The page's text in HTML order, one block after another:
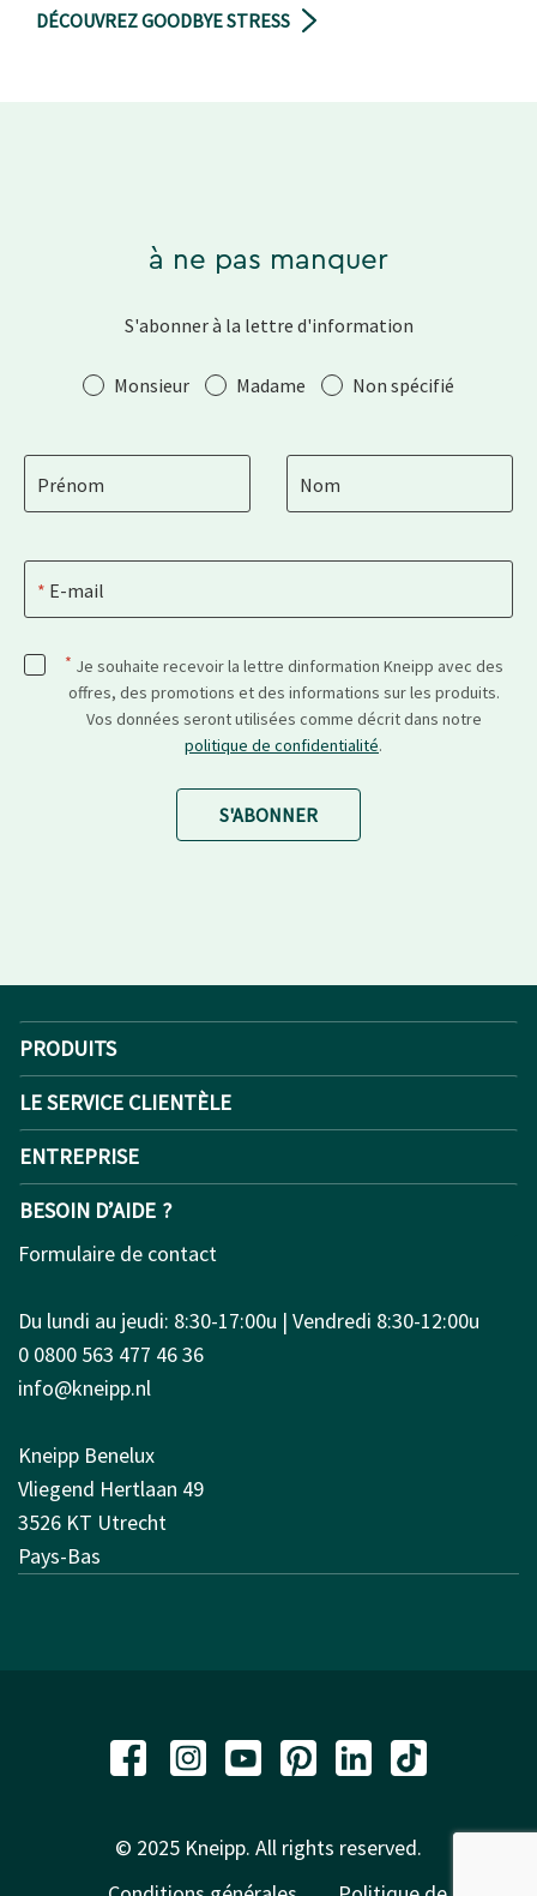
DÉCOUVREZ GOODBYE STRESS
à ne pas manquer
S'abonner à la lettre d'information
SalutationMonsieur Madame Non spécifié
Prénom Nom
E-mail
* Je souhaite recevoir la lettre dinformation Kneipp avec des
offres, des promotions et des informations sur les produits.
Vos données seront utilisées comme décrit dans notre
politique de confidentialité.
S'ABONNER
PRODUITS
LE SERVICE CLIENTÈLE
ENTREPRISE
BESOIN D’AIDE ?
Formulaire de contact
Du lundi au jeudi: 8:30-17:00u | Vendredi 8:30-12:00u
0 0800 563 477 46 36
info@kneipp.nl
Kneipp Benelux
Vliegend Hertlaan 49
3526 KT Utrecht
Pays-Bas
© 2025 Kneipp. All rights reserved.